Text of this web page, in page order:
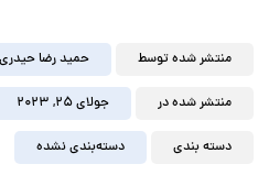
منتشر شده توسط حمید رضا حیدری
منتشر شده در جولای ۲۵, ۲۰۲۳
دسته بندی دسته‌بندی نشده